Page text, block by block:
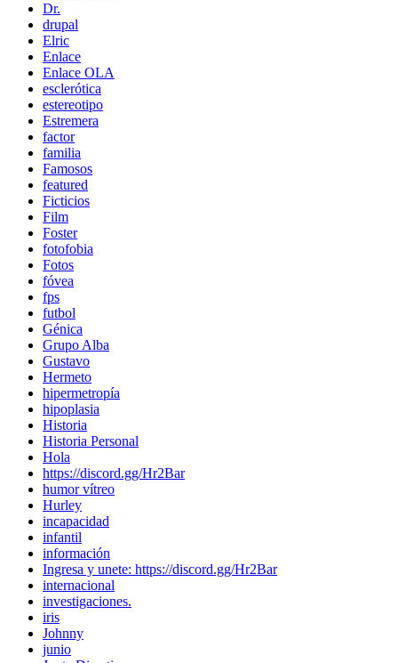
Dr.
drupal
Elric
Enlace
Enlace OLA
esclerótica
estereotipo
Estremera
factor
familia
Famosos
featured
Ficticios
Film
Foster
fotofobia
Fotos
fóvea
fps
futbol
Génica
Grupo Alba
Gustavo
Hermeto
hipermetropía
hipoplasia
Historia
Historia Personal
Hola
https://discord.gg/Hr2Bar
humor vítreo
Hurley
incapacidad
infantil
información
Ingresa y unete: https://discord.gg/Hr2Bar
internacional
investigaciones.
iris
Johnny
junio